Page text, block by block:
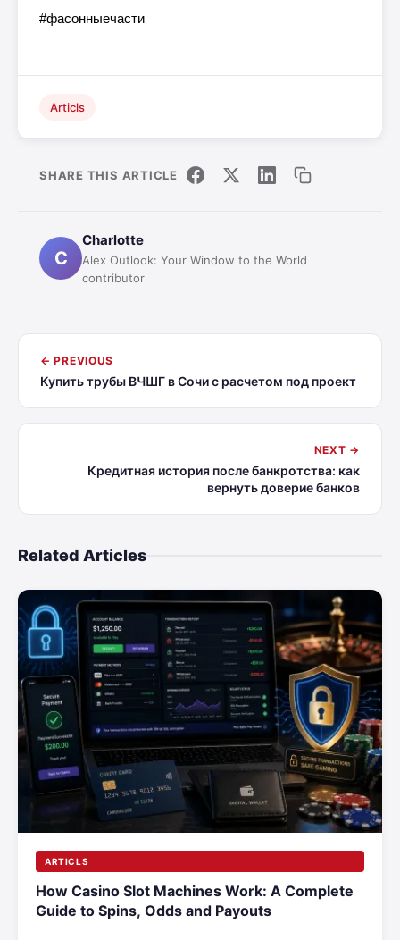
#фасонныечасти
Articls
SHARE THIS ARTICLE
C
Charlotte
Alex Outlook: Your Window to the World
contributor
← PREVIOUS
Купить трубы ВЧШГ в Сочи с расчетом под проект
NEXT →
Кредитная история после банкротства: как
вернуть доверие банков
Related Articles
ARTICLS
How Casino Slot Machines Work: A Complete
Guide to Spins, Odds and Payouts